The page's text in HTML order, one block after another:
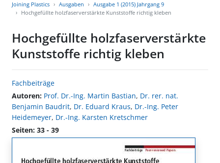
Joining Plastics Ausgaben
Ausgabe 1 (2015) Jahrgang 9
Hochgefüllte holzfaserverstärkte Kunststoffe richtig kleben
Hochgefüllte holzfaserverstärkte
Kunststoffe richtig kleben
Fachbeiträge
Autoren: Prof. Dr.-Ing. Martin Bastian, Dr. rer. nat.
Benjamin Baudrit, Dr. Eduard Kraus, Dr.-Ing. Peter
Heidemeyer, Dr.-Ing. Karsten Kretschmer
Seiten: 33 - 39